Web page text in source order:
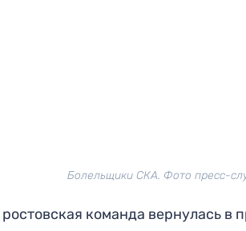
Болельщики СКА. Фото пресс-
ростовская команда вернулась